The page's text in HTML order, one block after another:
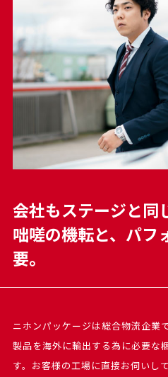
会社もステージと同
咄嗟の機転と、パフ
要。
ニホンパッケージは総合物流企業
製品を海外に輸出する為に必要な
す。お客様の工場に直接お伺いし